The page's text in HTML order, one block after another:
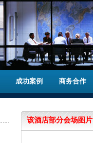
成功案例 商务合作
该酒店部分会场图片